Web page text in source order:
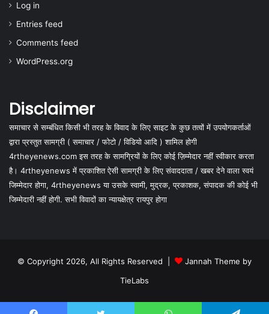
Log in
Entries feed
Comments feed
WordPress.org
Disclaimer
समाचार से सम्बंधित किसी भी तरह के विवाद के लिए साइट के कुछ तत्वों में उपयोगकर्ताओं
द्वारा प्रस्तुत सामग्री ( समाचार / फोटो / विडियो आदि ) शामिल होगी
4rtheyenews.com इस तरह के सामग्रियों के लिए कोई ज़िम्मेदार नहीं स्वीकार करता
है। 4rtheyenews में प्रकाशित ऐसी सामग्री के लिए संवाददाता / खबर देने वाला स्वयं
जिम्मेदार होगा, 4rtheyenews या उसके स्वामी, मुद्रक, प्रकाशक, संपादक की कोई भी
जिम्मेदारी नहीं होगी. सभी विवादों का न्यायक्षेत्र रायपुर होगा
© Copyright 2026, All Rights Reserved |
Jannah Theme by
TieLabs